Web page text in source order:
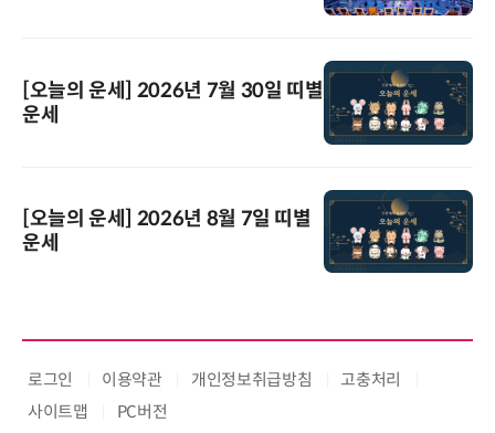
[오늘의 운세] 2026년 7월 30일 띠별
운세
[오늘의 운세] 2026년 8월 7일 띠별
운세
로그인 이용약관 개인정보취급방침
고충처리
사이트맵
PC버전